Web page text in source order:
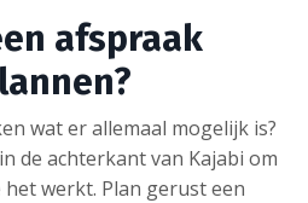
afspraak
wat er allemaal mogelijk is?
de achterkant van Kajabi om
werkt. Plan gerust een